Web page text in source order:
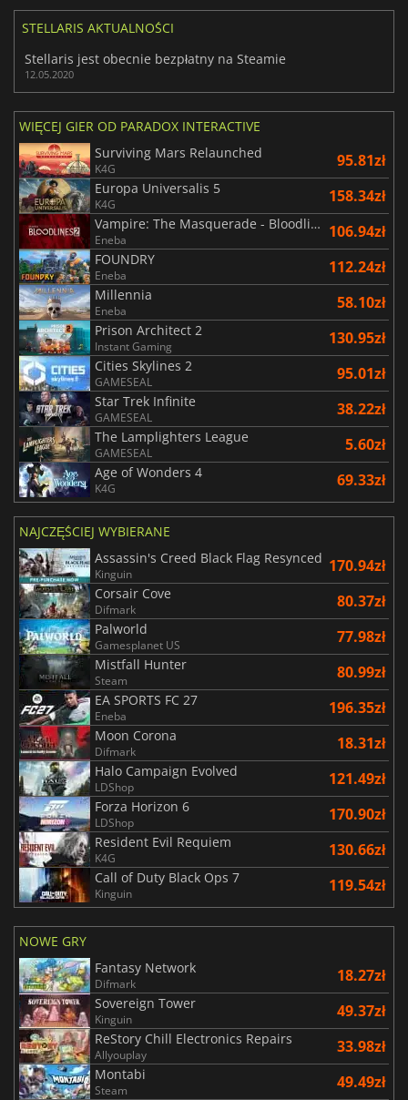
STELLARIS AKTUALNOŚCI
Stellaris jest obecnie bezpłatny na Steamie
12.05.2020
WIĘCEJ GIER OD PARADOX INTERACTIVE
Surviving Mars Relaunched
K4G 95.81zł
Europa Universalis 5
K4G 158.34zł
Vampire: The Masquerade - Bloodlines 2
Eneba 106.94zł
FOUNDRY
Eneba 112.24zł
Millennia
Eneba 58.10zł
Prison Architect 2
Instant Gaming 130.95zł
Cities Skylines 2
GAMESEAL 95.01zł
Star Trek Infinite
GAMESEAL 38.22zł
The Lamplighters League
GAMESEAL 5.60zł
Age of Wonders 4
K4G 69.33zł
NAJCZĘŚCIEJ WYBIERANE
Assassin's Creed Black Flag Resynced
Kinguin 170.94zł
Corsair Cove
Difmark 80.37zł
Palworld
Gamesplanet US 77.98zł
Mistfall Hunter
Steam 80.99zł
EA SPORTS FC 27
Eneba 196.35zł
Moon Corona
Difmark 18.31zł
Halo Campaign Evolved
LDShop 121.49zł
Forza Horizon 6
LDShop 170.90zł
Resident Evil Requiem
K4G 130.66zł
Call of Duty Black Ops 7
Kinguin 119.54zł
NOWE GRY
Fantasy Network
Difmark 18.27zł
Sovereign Tower
Kinguin 49.37zł
ReStory Chill Electronics Repairs
Allyouplay 33.98zł
Montabi
Steam 49.49zł